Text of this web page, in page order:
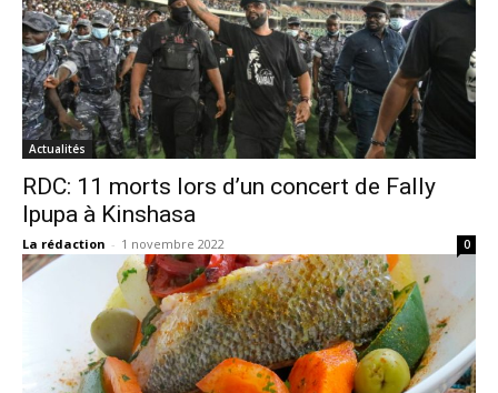
Actualités
RDC: 11 morts lors d’un concert de Fally
Ipupa à Kinshasa
La rédaction - 1 novembre 2022 0